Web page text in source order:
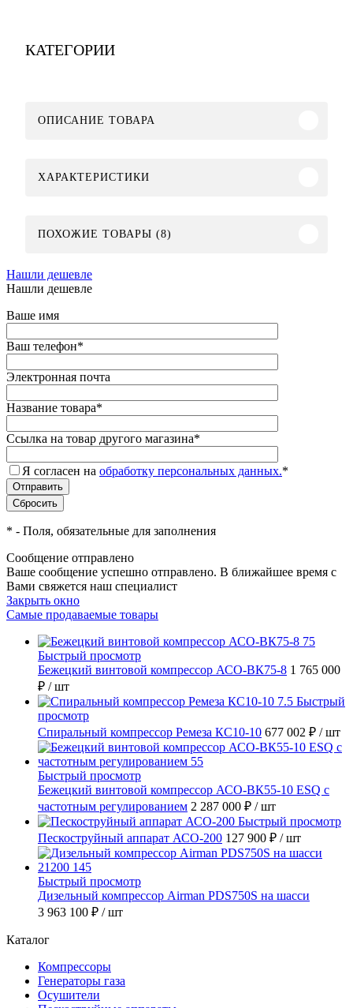
КАТЕГОРИИ
ОПИСАНИЕ ТОВАРА
ХАРАКТЕРИСТИКИ
ПОХОЖИЕ ТОВАРЫ (8)
Нашли дешевле
Нашли дешевле
Ваше имя
Ваш телефон*
Электронная почта
Название товара*
Ссылка на товар другого магазина*
Я согласен на обработку персональных данных.*
* - Поля, обязательные для заполнения
Сообщение отправлено
Ваше сообщение успешно отправлено. В ближайшее время с
Вами свяжется наш специалист
Закрыть окно
Самые продаваемые товары
Быстрый просмотр
Бежецкий винтовой компрессор АСО-ВК75-8 1 765 000
₽ / шт
Быстрый
просмотр
Спиральный компрессор Ремеза КС10-10 677 002 ₽ / шт
Быстрый просмотр
Бежецкий винтовой компрессор АСО-ВК55-10 ESQ с
частотным регулированием 2 287 000 ₽ / шт
Быстрый просмотр
Пескоструйный аппарат АСО-200 127 900 ₽ / шт
Быстрый просмотр
Дизельный компрессор Airman PDS750S на шасси
3 963 100 ₽ / шт
Каталог
Компрессоры
Генераторы газа
Осушители